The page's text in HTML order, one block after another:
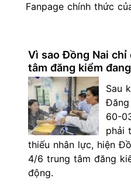
Fanpage chính thức
Vì sao Đồng Nai
tâm đăng kiểm
Sau
60-
phải
thiếu nhân lực, hiện
4/6 trung tâm đăng
động.